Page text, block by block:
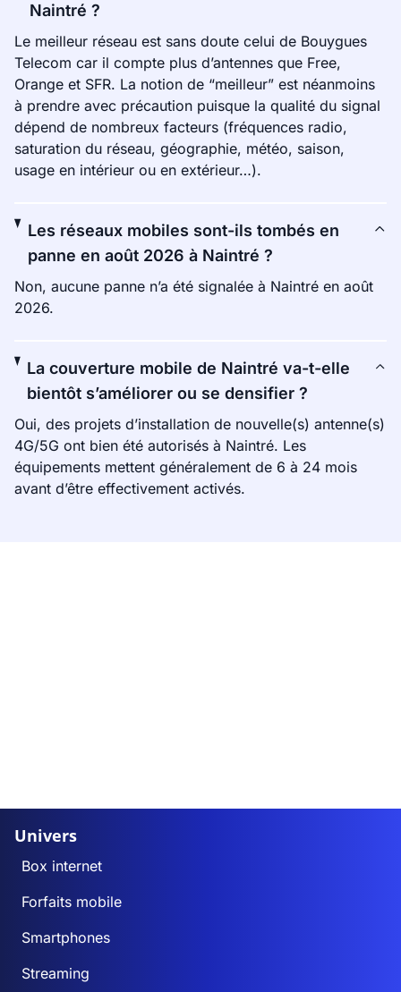
Naintré ?
Le meilleur réseau est sans doute celui de Bouygues
Telecom car il compte plus d’antennes que Free,
Orange et SFR. La notion de “meilleur” est néanmoins
à prendre avec précaution puisque la qualité du signal
dépend de nombreux facteurs (fréquences radio,
saturation du réseau, géographie, météo, saison,
usage en intérieur ou en extérieur…).
Les réseaux mobiles sont-ils tombés en
panne en août 2026 à Naintré ?
Non, aucune panne n’a été signalée à Naintré en août
2026.
La couverture mobile de Naintré va-t-elle
bientôt s’améliorer ou se densifier ?
Oui, des projets d’installation de nouvelle(s) antenne(s)
4G/5G ont bien été autorisés à Naintré. Les
équipements mettent généralement de 6 à 24 mois
avant d’être effectivement activés.
Univers
Box internet
Forfaits mobile
Smartphones
Streaming